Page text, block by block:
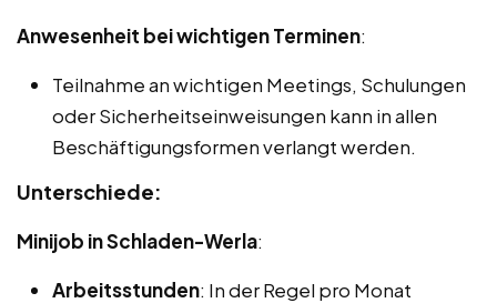
Anwesenheit bei wichtigen Terminen:
Teilnahme an wichtigen Meetings, Schulungen
oder Sicherheitseinweisungen kann in allen
Beschäftigungsformen verlangt werden.
Unterschiede:
Minijob in Schladen-Werla:
Arbeitsstunden: In der Regel pro Monat